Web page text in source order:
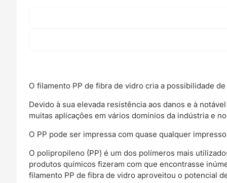
O filamento PP de fibra de vidro cria a possibilidade
Devido à sua elevada resistência aos danos e à
muitas aplicações em vários domínios da indústria e
O PP pode ser impressa com quase qualquer
O polipropileno (PP) é um dos polímeros mais
produtos químicos fizeram com que encontrasse
filamento PP de fibra de vidro aproveitou o potencial